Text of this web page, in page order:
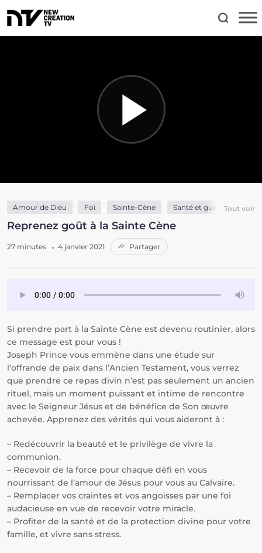
Amour de Dieu Foi Sainte-Cène Santé et guérisonTout voir
Reprenez goût à la Sainte Cène
27 minutes 4 janvier 2021 Partager
Si prendre part à la Sainte Cène est devenu routinier, alors
ce message est pour vous !
Joseph Prince vous emmène dans une étude sur
l’offrande de paix dans l’Ancien Testament, vous verrez
que prendre ce repas divin n’est pas seulement un ancien
rituel, mais un moment puissant et intime de rencontre
avec le Seigneur Jésus et de bénéfice de Son œuvre
achevée. Apprenez des vérités qui vous aideront à :
– Redécouvrir la beauté et le privilège de vivre la
communion.
– Recevoir de la force pour chaque défi en vous
nourrissant de l’amour de Jésus pour vous au Calvaire.
– Remplacer vos craintes et vos angoisses par une foi
audacieuse en vue de recevoir votre miracle.
– Profiter de la santé et de la protection divine pour votre
famille, et vivre sans stress.